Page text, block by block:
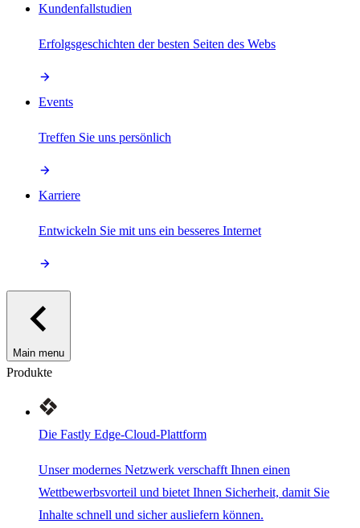
Kundenfallstudien
Erfolgsgeschichten der besten Seiten des Webs
Events
Treffen Sie uns persönlich
Karriere
Entwickeln Sie mit uns ein besseres Internet
Main menu
Produkte
Die Fastly Edge-Cloud-Plattform
Unser modernes Netzwerk verschafft Ihnen einen
Wettbewerbsvorteil und bietet Ihnen Sicherheit, damit Sie
Inhalte schnell und sicher ausliefern können.